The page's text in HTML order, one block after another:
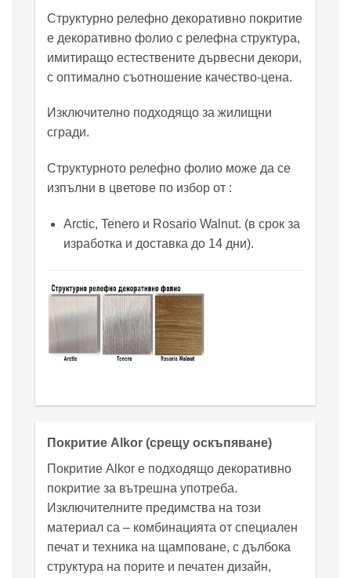
Структурно релефно декоративно покритие
е декоративно фолио с релефна структура,
имитиращо естествените дървесни декори,
с оптимално съотношение качество-цена.
Изключително подходящо за жилищни
сгради.
Структурното релефно фолио може да се
изпълни в цветове по избор от :
Arctic, Tenero и Rosario Walnut. (в срок за
изработка и доставка до 14 дни).
Покритие Alkor (срещу оскъпяване)
Покритие Alkor е подходящо декоративно
покритие за вътрешна употреба.
Изключителните предимства на този
материал са – комбинацията от специален
печат и техника на щамповане, с дълбока
структура на порите и печатен дизайн,